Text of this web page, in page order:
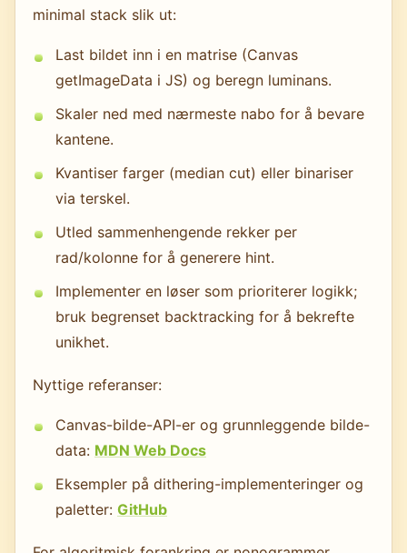
minimal stack slik ut:
Last bildet inn i en matrise (Canvas
getImageData i JS) og beregn luminans.
Skaler ned med nærmeste nabo for å bevare
kantene.
Kvantiser farger (median cut) eller binariser
via terskel.
Utled sammenhengende rekker per
rad/kolonne for å generere hint.
Implementer en løser som prioriterer logikk;
bruk begrenset backtracking for å bekrefte
unikhet.
Nyttige referanser:
Canvas-bilde-API-er og grunnleggende bilde-
data: MDN Web Docs
Eksempler på dithering-implementeringer og
paletter: GitHub